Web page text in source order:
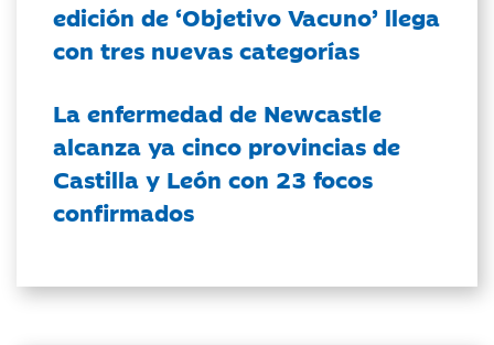
edición de ‘Objetivo Vacuno’ llega
con tres nuevas categorías
La enfermedad de Newcastle
alcanza ya cinco provincias de
Castilla y León con 23 focos
confirmados